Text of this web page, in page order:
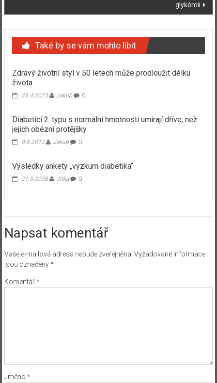
glykémii
Také by se vám mohlo líbit
Zdravý životní styl v 50 letech může prodloužit délku
života
23.4.2025 Jakub 0
Diabetici 2. typu s normální hmotností umírají dříve, než
jejich obézní protějšky
9.8.2012 Jakub 0
Výsledky ankety „výzkum diabetika“
21.5.2008 Jitka 0
Napsat komentář
Vaše e-mailová adresa nebude zveřejněna. Vyžadované informace
jsou označeny*
Komentář*
Jméno *